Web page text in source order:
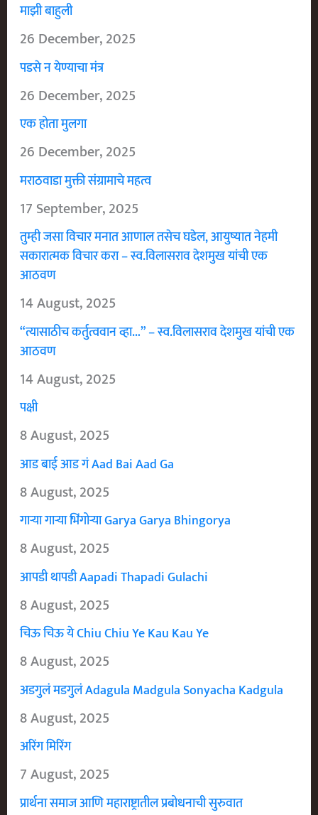
माझी बाहुली
26 December, 2025
पडसे न येण्याचा मंत्र
26 December, 2025
एक होता मुलगा
26 December, 2025
मराठवाडा मुक्ती संग्रामाचे महत्व
17 September, 2025
तुम्ही जसा विचार मनात आणाल तसेच घडेल, आयुष्यात नेहमी
सकारात्मक विचार करा – स्व.विलासराव देशमुख यांची एक
आठवण
14 August, 2025
“त्यासाठीच कर्तुत्ववान व्हा…” – स्व.विलासराव देशमुख यांची एक
आठवण
14 August, 2025
पक्षी
8 August, 2025
आड बाई आड गं Aad Bai Aad Ga
8 August, 2025
गाऱ्या गाऱ्या भिंगोऱ्या Garya Garya Bhingorya
8 August, 2025
आपडी थापडी Aapadi Thapadi Gulachi
8 August, 2025
चिऊ चिऊ ये Chiu Chiu Ye Kau Kau Ye
8 August, 2025
अडगुलं मडगुलं Adagula Madgula Sonyacha Kadgula
8 August, 2025
अरिंग मिरिंग
7 August, 2025
प्रार्थना समाज आणि महाराष्ट्रातील प्रबोधनाची सुरुवात